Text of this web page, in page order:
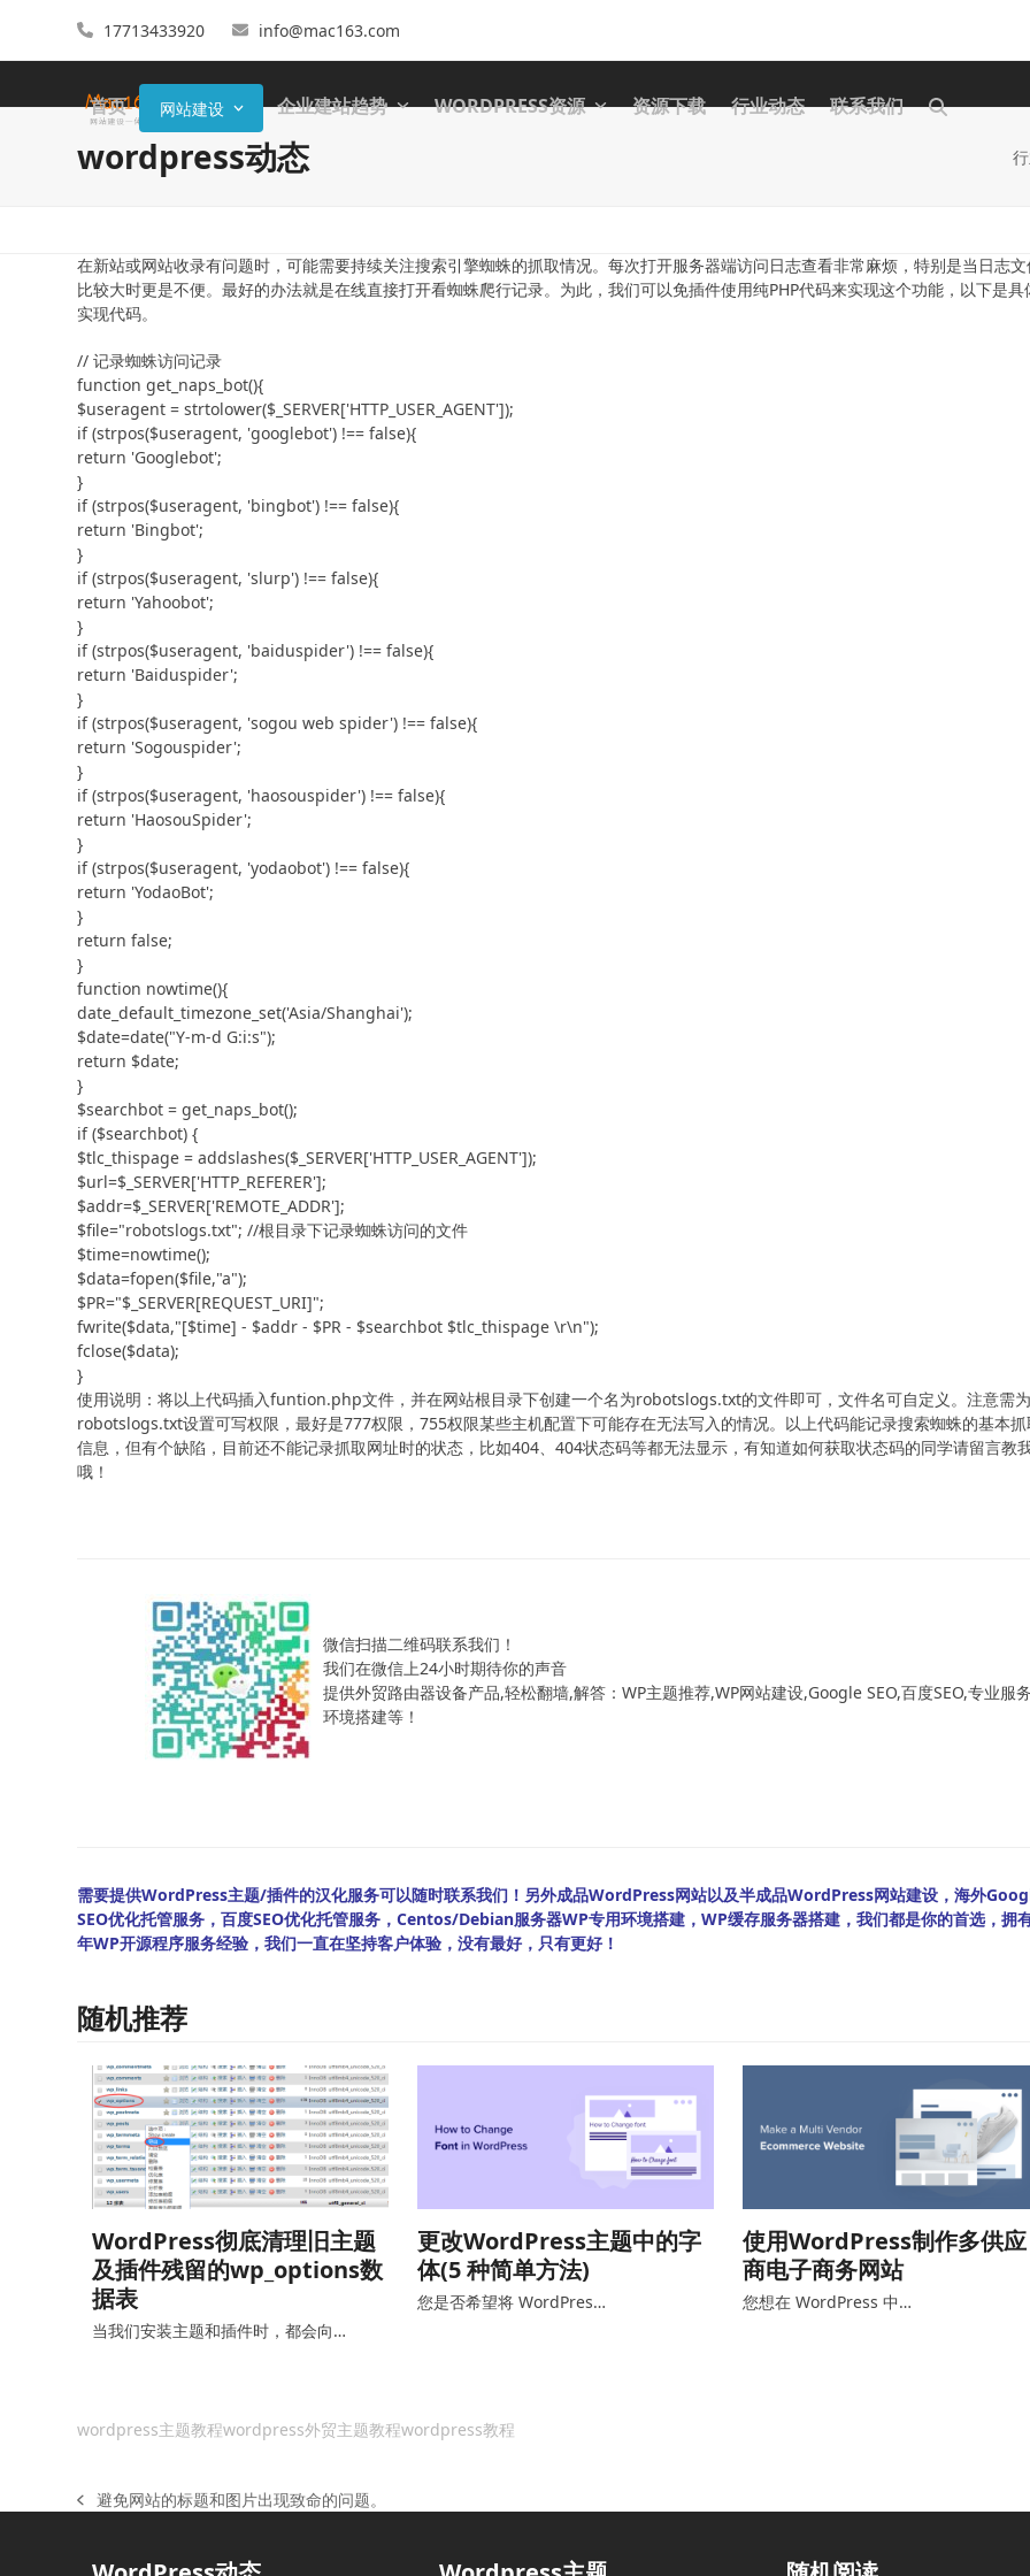
17713433920 info@mac163.com
首页 网站建设 企业建站趋势 WORDPRESS资源 资源下载 行业动态 联系我们
wordpress动态
在新站或网站收录有问题时，可能需要持续关注搜索引擎蜘蛛的抓取情况。每次打开服务器端访问日志查看非常麻烦，特别是当日志
比较大时更是不便。最好的办法就是在线直接打开看蜘蛛爬行记录。为此，我们可以免插件使用纯PHP代码来实现这个功能，以下是具
实现代码。
// 记录蜘蛛访问记录
function get_naps_bot(){
$useragent = strtolower($_SERVER['HTTP_USER_AGENT']);
if (strpos($useragent, 'googlebot') !== false){
return 'Googlebot';
}
if (strpos($useragent, 'bingbot') !== false){
return 'Bingbot';
}
if (strpos($useragent, 'slurp') !== false){
return 'Yahoobot';
}
if (strpos($useragent, 'baiduspider') !== false){
return 'Baiduspider';
}
if (strpos($useragent, 'sogou web spider') !== false){
return 'Sogouspider';
}
if (strpos($useragent, 'haosouspider') !== false){
return 'HaosouSpider';
}
if (strpos($useragent, 'yodaobot') !== false){
return 'YodaoBot';
}
return false;
}
function nowtime(){
date_default_timezone_set('Asia/Shanghai');
$date=date("Y-m-d G:i:s");
return $date;
}
$searchbot = get_naps_bot();
if ($searchbot) {
$tlc_thispage = addslashes($_SERVER['HTTP_USER_AGENT']);
$url=$_SERVER['HTTP_REFERER'];
$addr=$_SERVER['REMOTE_ADDR'];
$file="robotslogs.txt"; //根目录下记录蜘蛛访问的文件
$time=nowtime();
$data=fopen($file,"a");
$PR="$_SERVER[REQUEST_URI]";
fwrite($data,"[$time] - $addr - $PR - $searchbot $tlc_thispage \r\n");
fclose($data);
}
使用说明：将以上代码插入funtion.php文件，并在网站根目录下创建一个名为robotslogs.txt的文件即可，文件名可自定义。注意需为
robotslogs.txt设置可写权限，最好是777权限，755权限某些主机配置下可能存在无法写入的情况。以上代码能记录搜索蜘蛛的基本抓
信息，但有个缺陷，目前还不能记录抓取网址时的状态，比如404、404状态码等都无法显示，有知道如何获取状态码的同学请留言教
哦！
微信扫描二维码联系我们！
我们在微信上24小时期待你的声音
提供外贸路由器设备产品,轻松翻墙,解答：WP主题推荐,WP网站建设,Google SEO,百度SEO,专业服
环境搭建等！
需要提供WordPress主题/插件的汉化服务可以随时联系我们！另外成品WordPress网站以及半成品WordPress网站建设，海外
SEO优化托管服务，百度SEO优化托管服务，Centos/Debian服务器WP专用环境搭建，WP缓存服务器搭建，我们都是你的首选，拥
年WP开源程序服务经验，我们一直在坚持客户体验，没有最好，只有更好！
随机推荐
WordPress彻底清理旧主题
及插件残留的wp_options数
据表
当我们安装主题和插件时，都会向…
更改WordPress主题中的字
体(5 种简单方法)
您是否希望将 WordPres…
使用WordPress制作多供应
商电子商务网站
您想在 WordPress 中…
wordpress主题教程wordpress外贸主题教程wordpress教程
上避免网站的标题和图片出现致命的问题。